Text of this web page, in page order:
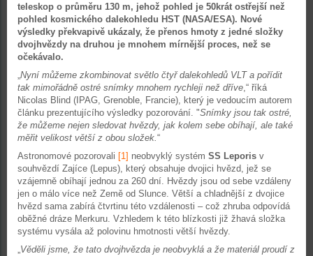
teleskop o průměru 130 m, jehož pohled je 50krát ostřejší než
pohled kosmického dalekohledu HST (NASA/ESA). Nové
výsledky překvapivě ukázaly, že přenos hmoty z jedné složky
dvojhvězdy na druhou je mnohem mírnější proces, než se
očekávalo.
„Nyní můžeme zkombinovat světlo čtyř dalekohledů VLT a pořídit
tak mimořádně ostré snímky mnohem rychleji než dříve,“ říká
Nicolas Blind (IPAG, Grenoble, Francie), který je vedoucím autorem
článku prezentujícího výsledky pozorování. "Snímky jsou tak ostré,
že můžeme nejen sledovat hvězdy, jak kolem sebe obíhají, ale také
měřit velikost větší z obou složek.“
Astronomové pozorovali [1] neobvyklý systém SS Leporis v
souhvězdí Zajíce (Lepus), který obsahuje dvojici hvězd, jež se
vzájemně obíhají jednou za 260 dní. Hvězdy jsou od sebe vzdáleny
jen o málo více než Země od Slunce. Větší a chladnější z dvojice
hvězd sama zabírá čtvrtinu této vzdálenosti – což zhruba odpovídá
oběžné dráze Merkuru. Vzhledem k této blízkosti již žhavá složka
systému vysála až polovinu hmotnosti větší hvězdy.
„Věděli jsme, že tato dvojhvězda je neobvyklá a že materiál proudí z